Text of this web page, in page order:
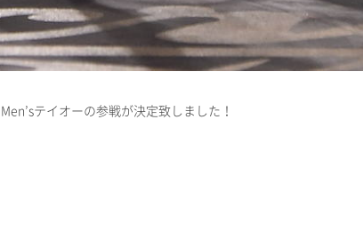
Men’sテイオーの参戦が決定致しました！